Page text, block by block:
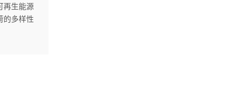
再生能源
的多样性
战。